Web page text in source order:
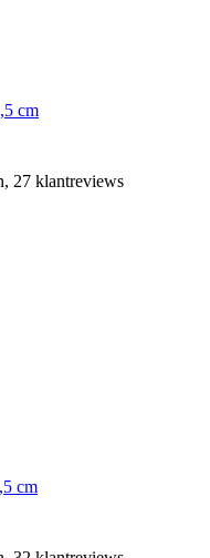
cm
27 klantreviews
cm